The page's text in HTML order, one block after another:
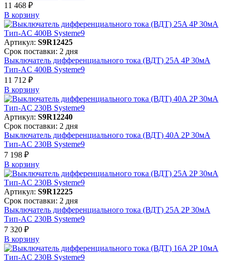
11 468 ₽
В корзинy
Артикул: S9R12425
Срок поставки: 2 дня
Выключатель дифференциального тока (ВДТ) 25A 4P 30мА
Тип-AC 400В Systeme9
11 712 ₽
В корзинy
Артикул: S9R12240
Срок поставки: 2 дня
Выключатель дифференциального тока (ВДТ) 40A 2P 30мА
Тип-AC 230В Systeme9
7 198 ₽
В корзинy
Артикул: S9R12225
Срок поставки: 2 дня
Выключатель дифференциального тока (ВДТ) 25A 2P 30мА
Тип-AC 230В Systeme9
7 320 ₽
В корзинy